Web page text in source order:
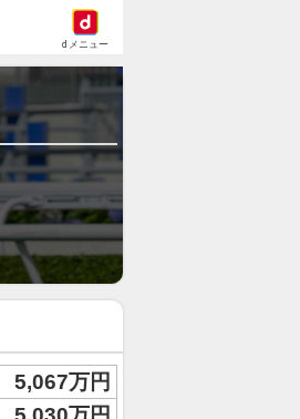
dメニュー
5,067万円